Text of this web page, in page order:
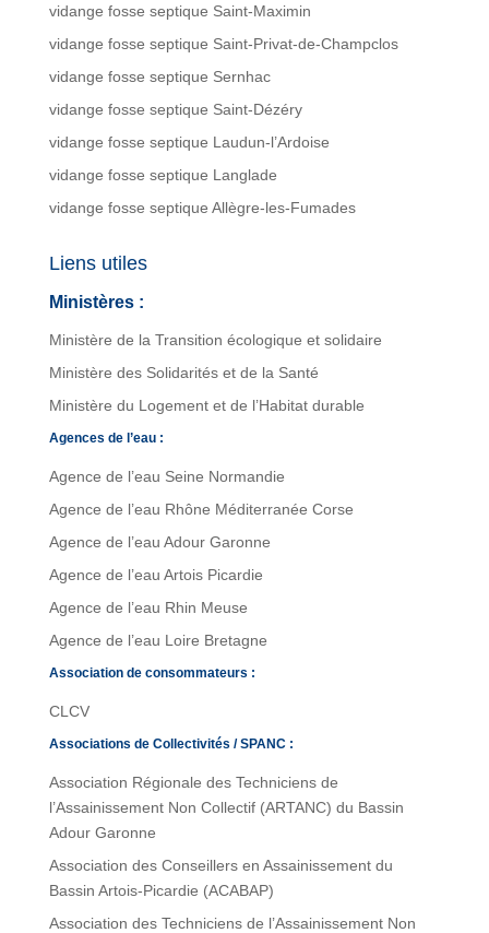
vidange fosse septique Saint-Maximin
vidange fosse septique Saint-Privat-de-Champclos
vidange fosse septique Sernhac
vidange fosse septique Saint-Dézéry
vidange fosse septique Laudun-l’Ardoise
vidange fosse septique Langlade
vidange fosse septique Allègre-les-Fumades
Liens utiles
Ministères :
Ministère de la Transition écologique et solidaire
Ministère des Solidarités et de la Santé
Ministère du Logement et de l’Habitat durable
Agences de l’eau :
Agence de l’eau Seine Normandie
Agence de l’eau Rhône Méditerranée Corse
Agence de l’eau Adour Garonne
Agence de l’eau Artois Picardie
Agence de l’eau Rhin Meuse
Agence de l’eau Loire Bretagne
Association de consommateurs :
CLCV
Associations de Collectivités / SPANC :
Association Régionale des Techniciens de
l’Assainissement Non Collectif (ARTANC) du Bassin
Adour Garonne
Association des Conseillers en Assainissement du
Bassin Artois-Picardie (ACABAP)
Association des Techniciens de l’Assainissement Non